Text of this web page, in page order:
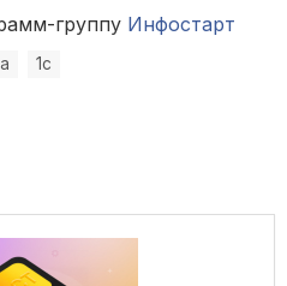
группу Инфостарт
1с